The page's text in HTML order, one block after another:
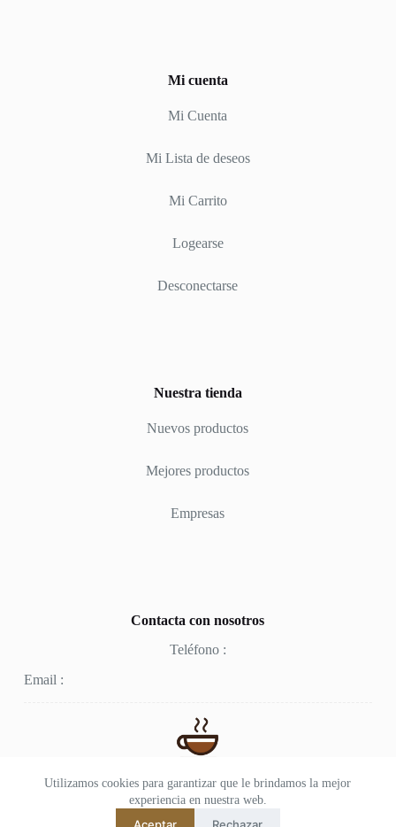
Utilizamos cookies para garantizar que le brindamos la mejor
experiencia en nuestra web.
Aceptar Rechazar
Mi cuenta
Mi Cuenta
Mi Lista de deseos
Mi Carrito
Logearse
Desconectarse
Nuestra tienda
Nuevos productos
Mejores productos
Empresas
Contacta con nosotros
Teléfono :
Email :
CafeComprar